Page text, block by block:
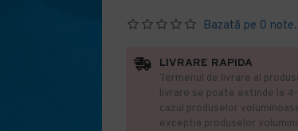
Bazată pe 0 note.
LIVRARE RAPIDA
Termenul de livrare al
livrare se poate extinde la
cazul produselor
exceptia produselor